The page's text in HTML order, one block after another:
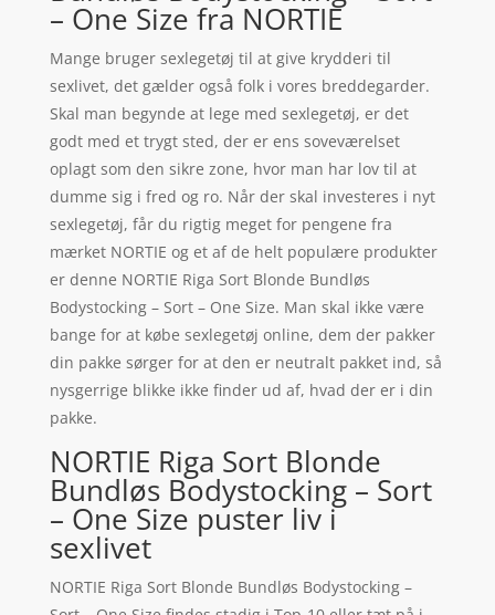
– One Size fra NORTIE
Mange bruger sexlegetøj til at give krydderi til
sexlivet, det gælder også folk i vores breddegarder.
Skal man begynde at lege med sexlegetøj, er det
godt med et trygt sted, der er ens soveværelset
oplagt som den sikre zone, hvor man har lov til at
dumme sig i fred og ro. Når der skal investeres i nyt
sexlegetøj, får du rigtig meget for pengene fra
mærket NORTIE og et af de helt populære produkter
er denne NORTIE Riga Sort Blonde Bundløs
Bodystocking – Sort – One Size. Man skal ikke være
bange for at købe sexlegetøj online, dem der pakker
din pakke sørger for at den er neutralt pakket ind, så
nysgerrige blikke ikke finder ud af, hvad der er i din
pakke.
NORTIE Riga Sort Blonde
Bundløs Bodystocking – Sort
– One Size puster liv i
sexlivet
NORTIE Riga Sort Blonde Bundløs Bodystocking –